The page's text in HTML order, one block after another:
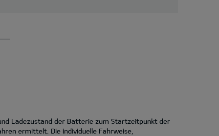
Ladezustand der Batterie zum Startzeitpunkt der
ermittelt. Die individuelle Fahrweise,